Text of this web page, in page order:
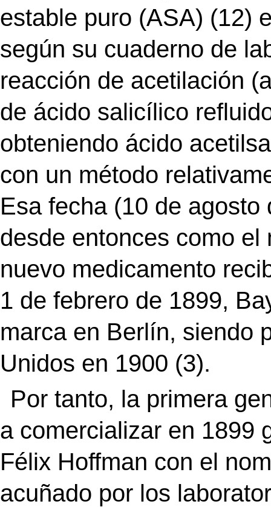
estable puro (ASA) (12)
según su cuaderno de
reacción de acetilación
de ácido salicílico
obteniendo ácido
con un método
Esa fecha (10 de
desde entonces como
nuevo medicamento
1 de febrero de 1899,
marca en Berlín, siendo
Unidos en 1900 (3).
Por tanto, la primera
a comercializar en 1899
Félix Hoffman con el
acuñado por los